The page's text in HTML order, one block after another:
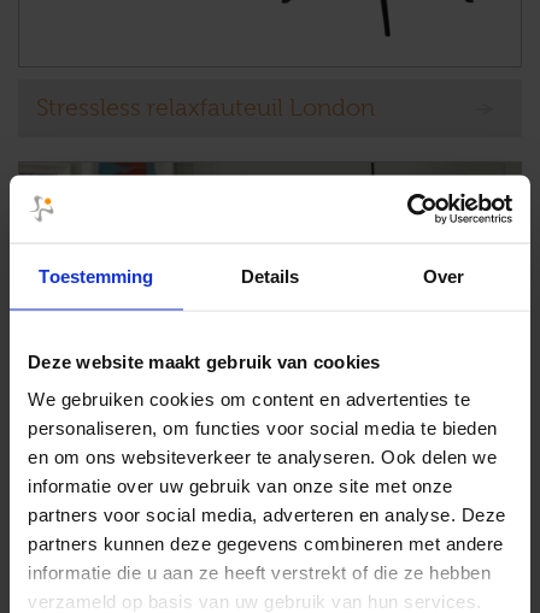
Toestemming Details Over
Deze website maakt gebruik van cookies
We gebruiken cookies om content en advertenties te
personaliseren, om functies voor social media te bieden
en om ons websiteverkeer te analyseren. Ook delen we
informatie over uw gebruik van onze site met onze
partners voor social media, adverteren en analyse. Deze
partners kunnen deze gegevens combineren met andere
informatie die u aan ze heeft verstrekt of die ze hebben
verzameld op basis van uw gebruik van hun services.
Stressless relaxfauteuil London